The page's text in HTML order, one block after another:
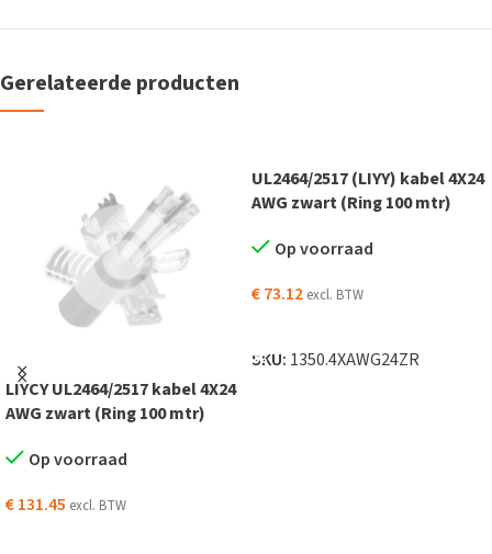
Gerelateerde producten
LIYCY UL2464/2517 kabel 4X24
AWG zwart (Ring 100 mtr)
Op voorraad
€131.45 excl. BTW
UL2464/2517 (LIYY) kabel 4X24
AWG zwart (Ring 100 mtr)
Op voorraad
€73.12 excl. BTW
SKU: 1350.4XAWG24ZR